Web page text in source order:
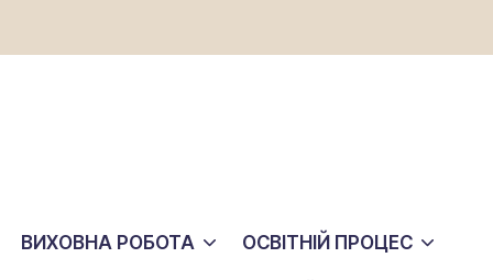
ВИХОВНА РОБОТА ОСВІТНІЙ ПРОЦЕС